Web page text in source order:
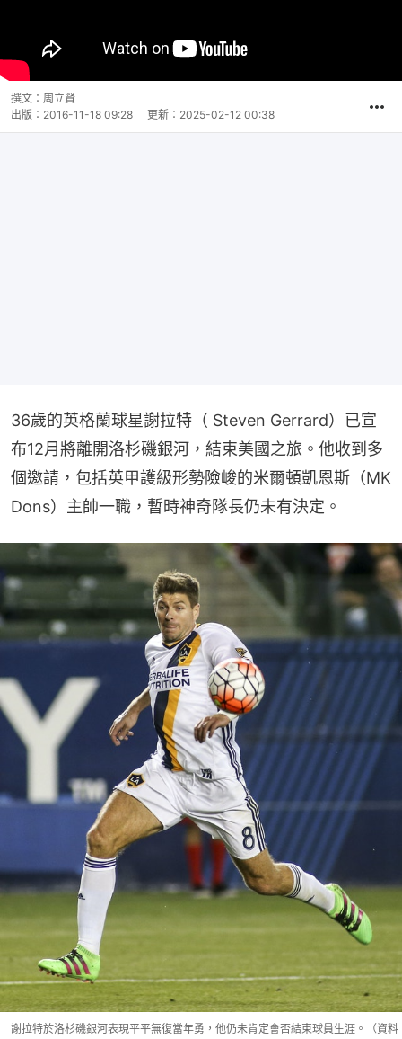
撰文： 周立賢
出版： 2016-11-18 09:28 更新： 2025-02-12 00:38
36歲的英格蘭球星謝拉特（ Steven Gerrard）已宣
布12月將離開洛杉磯銀河，結束美國之旅。他收到多
個邀請，包括英甲護級形勢險峻的米爾頓凱恩斯（MK
Dons）主帥一職，暫時神奇隊長仍未有決定。
謝拉特於洛杉磯銀河表現平平無復當年勇，他仍未肯定會否結束球員生涯。（資料